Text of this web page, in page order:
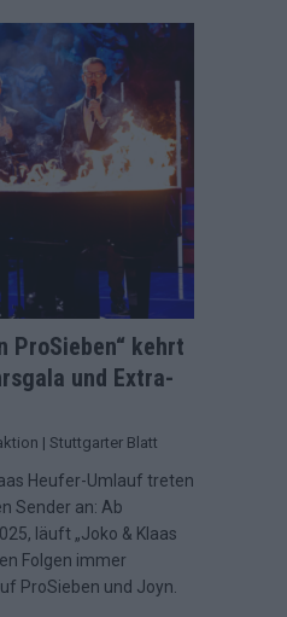
Finale 2026: Finnland Favorit,
Points“, Televoting, Jurys – die
EUROVISION
Finale komplett: 20 Qualifikanten, vier
2026: JJ performt „Unknown“, Walzer
vor ESC-Halbfinale 2: Dänemark
Neue Themenwelt, neues Café, neue
EXTRA
gewinnt verdient, Israel
KOMMENTAR
ProSieben“ kehrt
und Extra-
| Stuttgarter Blatt
Heufer-Umlauf treten
Sender an: Ab
läuft „Joko & Klaas
Folgen immer
ProSieben und Joyn.